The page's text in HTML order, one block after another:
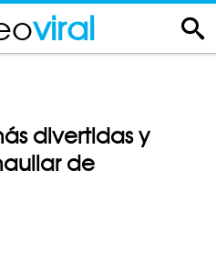
viral
divertidas y
de